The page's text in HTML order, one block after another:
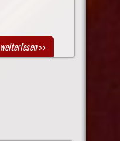
weiterlesen>>